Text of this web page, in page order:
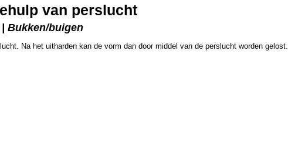
van perslucht
Bukken/buigen
Na het uitharden kan de vorm dan door middel van de perslucht worden gelost.